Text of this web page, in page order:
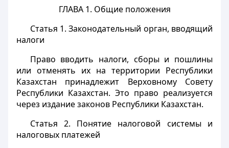
ГЛАВА 1. Общие положения
Статья 1. Законодательный орган, вводящий
налоги
Право вводить налоги, сборы и пошлины
или отменять их на территории Республики
Казахстан принадлежит Верховному Совету
Республики Казахстан. Это право реализуется
через издание законов Республики Казахстан.
Статья 2. Понятие налоговой системы и
налоговых платежей